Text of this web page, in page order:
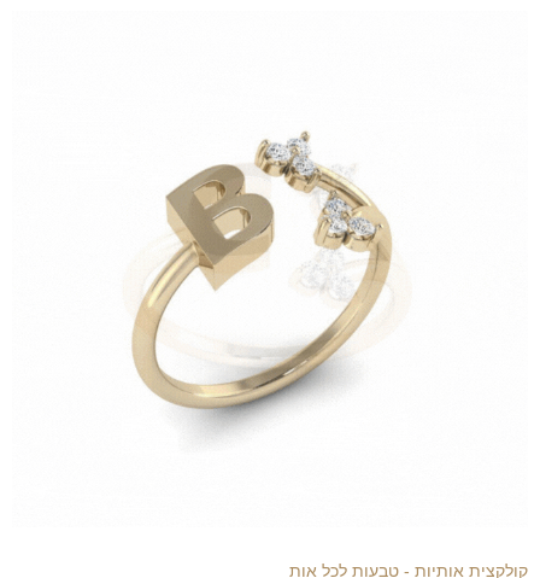
קולקצית אותיות - טבעות לכל אות